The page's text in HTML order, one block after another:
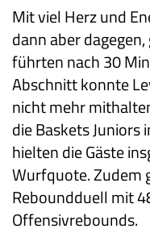
Mit viel Herz und
dann aber
führten nach 30
Abschnitt konnte
nicht mehr
die Baskets Juniors
hielten die Gäste
Wurfquote. Zudem
Reboundduell mit
Offensivrebounds.